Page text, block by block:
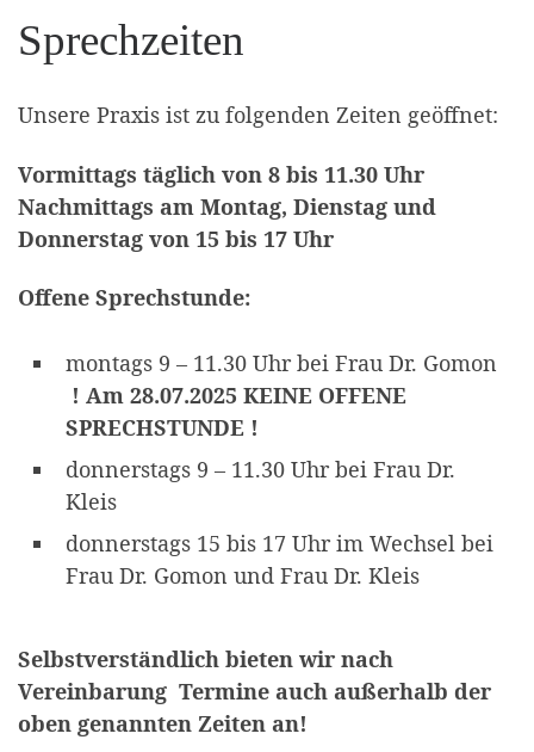
Sprechzeiten
Unsere Praxis ist zu folgenden Zeiten geöffnet:
Vormittags täglich von 8 bis 11.30 Uhr
Nachmittags am Montag, Dienstag und
Donnerstag von 15 bis 17 Uhr
Offene Sprechstunde:
montags 9 – 11.30 Uhr bei Frau Dr. Gomon
! Am 28.07.2025 KEINE OFFENE
SPRECHSTUNDE !
donnerstags 9 – 11.30 Uhr bei Frau Dr.
Kleis
donnerstags 15 bis 17 Uhr im Wechsel bei
Frau Dr. Gomon und Frau Dr. Kleis
Selbstverständlich bieten wir nach
Vereinbarung Termine auch außerhalb der
oben genannten Zeiten an!